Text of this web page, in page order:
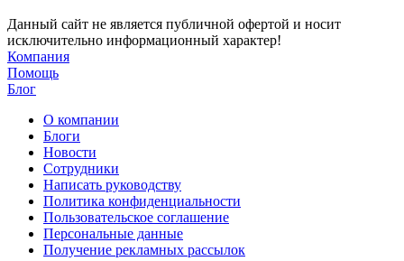
Данный сайт не является публичной офертой и носит
исключительно информационный характер!
Компания
Помощь
Блог
О компании
Блоги
Новости
Сотрудники
Написать руководству
Политика конфиденциальности
Пользовательское соглашение
Персональные данные
Получение рекламных рассылок